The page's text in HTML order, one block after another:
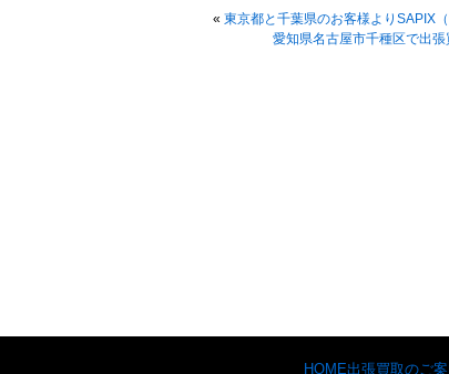
« 東京都と千葉県のお客様よりSAPIX
愛知県名古屋市千種区で出
HOME出張買取のご